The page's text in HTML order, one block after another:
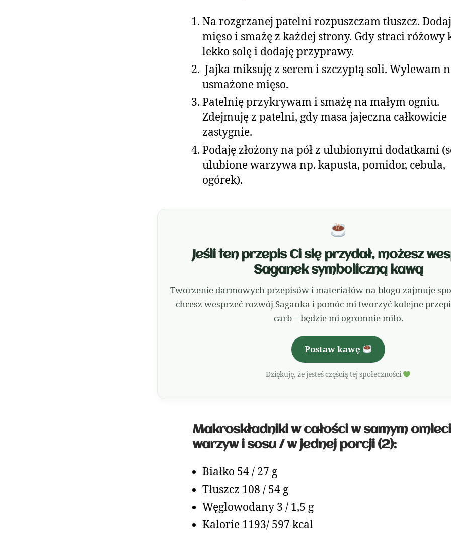
Na rozgrzanej patelni rozpuszczam tłuszcz.
mięso i smażę z każdej strony. Gdy straci różowy
lekko solę i dodaję przyprawy.
Jajka miksuję z serem i szczyptą soli. Wylewam
usmażone mięso.
Patelnię przykrywam i smażę na małym ogniu.
Zdejmuję z patelni, gdy masa jajeczna całkowicie
zastygnie.
Podaję złożony na pół z ulubionymi dodatkami
ulubione warzywa np. kapusta, pomidor, cebula,
ogórek).
Jeśli ten przepis Ci się przydał, możesz
Saganek symboliczną kawą
Tworzenie darmowych przepisów i materiałów na blogu zajmuje
chcesz wesprzeć rozwój Saganka i pomóc mi tworzyć kolejne
carb – będzie mi ogromnie miło.
Postaw kawę
Dziękuję, że jesteś częścią tej społeczności
Makroskładniki w całości w samym
warzyw i sosu / w jednej porcji (2):
Białko 54 / 27 g
Tłuszcz 108 / 54 g
Węglowodany 3 / 1,5 g
Kalorie 1193/ 597 kcal